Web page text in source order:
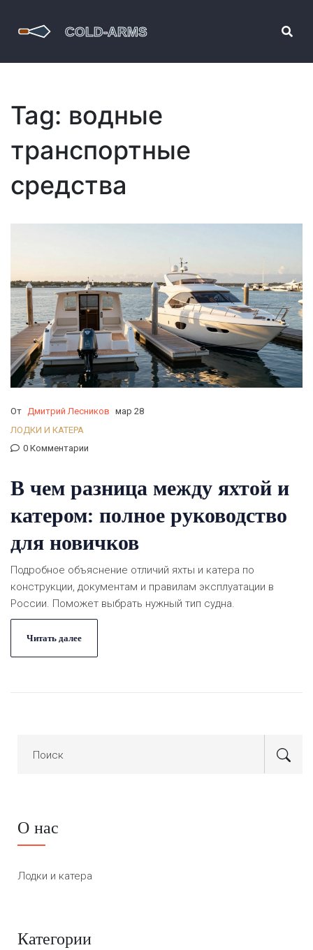
Tag: водные
транспортные
средства
От Дмитрий Лесников мар 28
ЛОДКИ И КАТЕРА
0 Комментарии
В чем разница между яхтой и
катером: полное руководство
для новичков
Подробное объяснение отличий яхты и катера по
конструкции, документам и правилам эксплуатации в
России. Поможет выбрать нужный тип судна.
Читать далее
О нас
Лодки и катера
Категории